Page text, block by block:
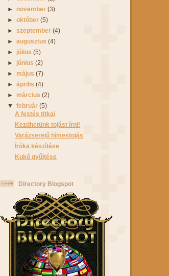
►november(3)
►október(5)
►szeptember(4)
►augusztus(4)
► július(5)
► június(2)
►május(7)
►április(4)
►március(2)
▼február(5)
A festés titkai
Kezdhetünk tojást írni!
Varázserejű hímestojás
Íróka készítése
Kukó gyűjtése
Directory Blogspot